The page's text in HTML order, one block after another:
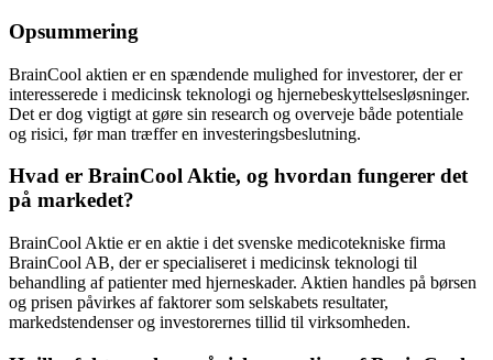
Opsummering
BrainCool aktien er en spændende mulighed for investorer, der er
interesserede i medicinsk teknologi og hjernebeskyttelsesløsninger.
Det er dog vigtigt at gøre sin research og overveje både potentiale
og risici, før man træffer en investeringsbeslutning.
Hvad er BrainCool Aktie, og hvordan fungerer det
på markedet?
BrainCool Aktie er en aktie i det svenske medicotekniske firma
BrainCool AB, der er specialiseret i medicinsk teknologi til
behandling af patienter med hjerneskader. Aktien handles på børsen
og prisen påvirkes af faktorer som selskabets resultater,
markedstendenser og investorernes tillid til virksomheden.